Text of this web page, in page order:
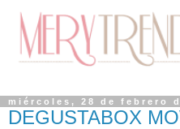
miércoles, 28 de febrero
DEGUSTABOX